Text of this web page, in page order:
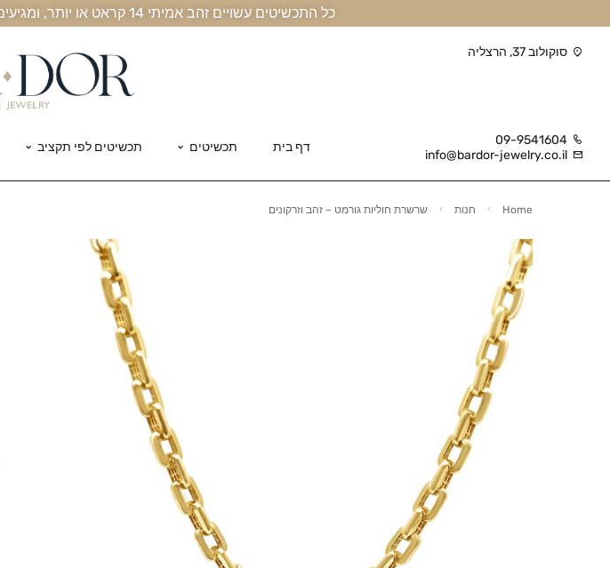
כל התכשיטים עשויים זהב אמיתי 14 קראט או יותר, ומגיעים בליווי תעודה, אריזה מהודרת, ומשלוח חינם עד הבית
סוקולוב 37, הרצליה
09-9541604
info@bardor-jewelry.co.il
דף בית תכשיטים תכשיטים לפי תקציב
Home חנות שרשרת חוליות גורמט – זהב וזרקונים